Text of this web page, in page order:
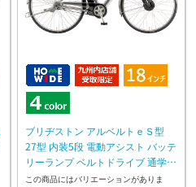
ブリヂストン アルベルトｅＳ型
27型 内装5段 電動アシスト バッテ
リーランプ ベルトドライブ 通学
通勤
この商品にはバリエーションがありま